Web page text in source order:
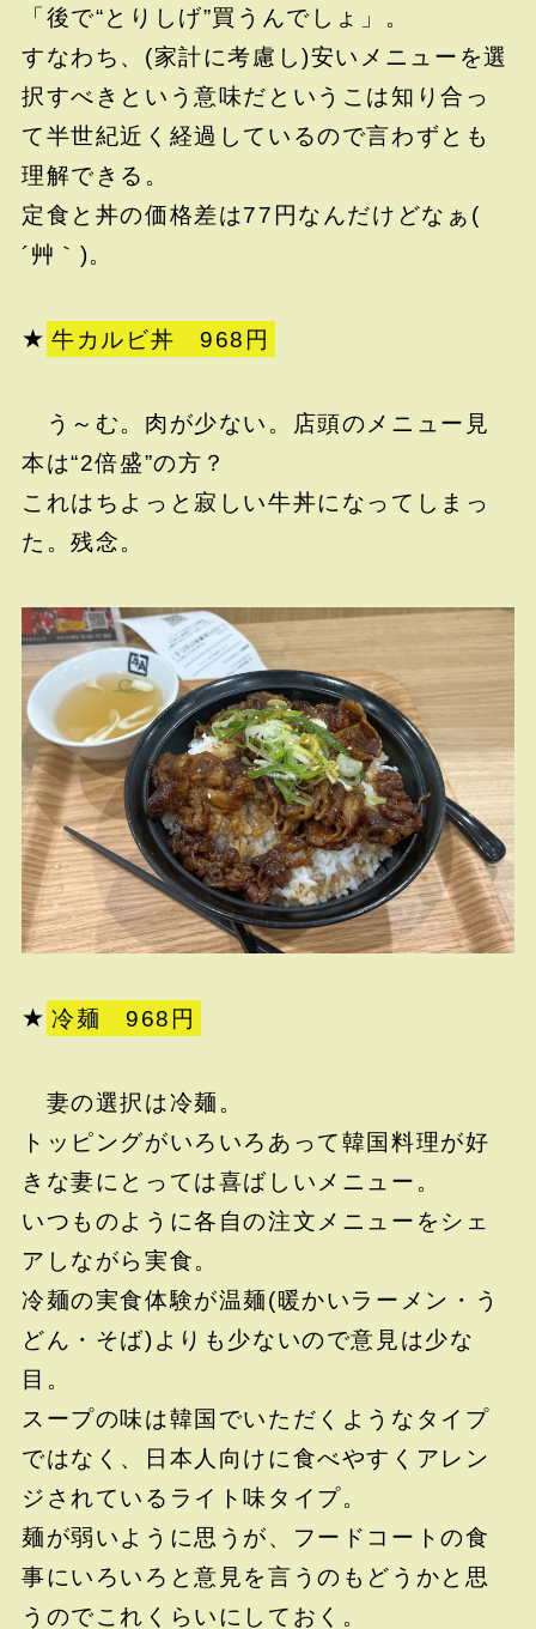
「後で“とりしげ”買うんでしょ」。
すなわち、(家計に考慮し)安いメニューを選
択すべきという意味だというこは知り合っ
て半世紀近く経過しているので言わずとも
理解できる。
定食と丼の価格差は77円なんだけどなぁ(
´艸｀)。
★ 牛カルビ丼 968円
う～む。肉が少ない。店頭のメニュー見
本は“2倍盛”の方？
これはちよっと寂しい牛丼になってしまっ
た。残念。
★ 冷麺 968円
妻の選択は冷麺。
トッピングがいろいろあって韓国料理が好
きな妻にとっては喜ばしいメニュー。
いつものように各自の注文メニューをシェ
アしながら実食。
冷麺の実食体験が温麺(暖かいラーメン・う
どん・そば)よりも少ないので意見は少な
目。
スープの味は韓国でいただくようなタイプ
ではなく、日本人向けに食べやすくアレン
ジされているライト味タイプ。
麺が弱いように思うが、フードコートの食
事にいろいろと意見を言うのもどうかと思
うのでこれくらいにしておく。